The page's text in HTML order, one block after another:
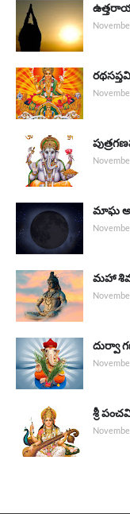
మాఘ
మహా
దుర్వా
శ్రీ